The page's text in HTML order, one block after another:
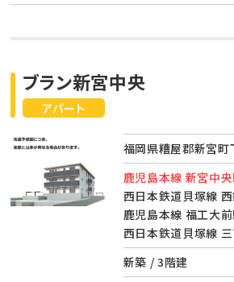
アパート
ブラン新宮中央
福岡県糟屋郡新宮
鹿児島本線 新宮中
西日本鉄道貝塚線
鹿児島本線 福工大
西日本鉄道貝塚線
新築 / 3階建